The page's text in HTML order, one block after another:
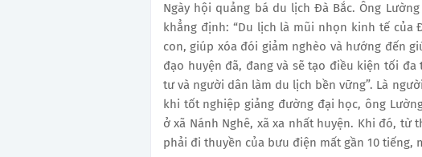
Ngày hội quảng bá du lịch Đà Bắc. Ông
khẳng định: “Du lịch là mũi nhọn kinh tế của
con, giúp xóa đói giảm nghèo và hướng đến
đạo huyện đã, đang và sẽ tạo điều kiện tối
tư và người dân làm du lịch bền vững”. Là
khi tốt nghiệp giảng đường đại học, ông
ở xã Nánh Nghê, xã xa nhất huyện. Khi đó,
phải đi thuyền của bưu điện mất gần 10 tiếng,